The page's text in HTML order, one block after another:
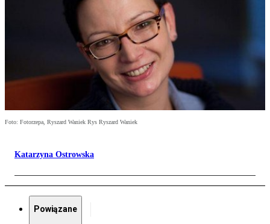
Foto: Fotorzepa, Ryszard Waniek Rys Ryszard Waniek
Katarzyna Ostrowska
Powiązane